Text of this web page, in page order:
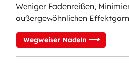
Weniger Fadenreißen,
außergewöhnlichen
Wegweiser Nadeln